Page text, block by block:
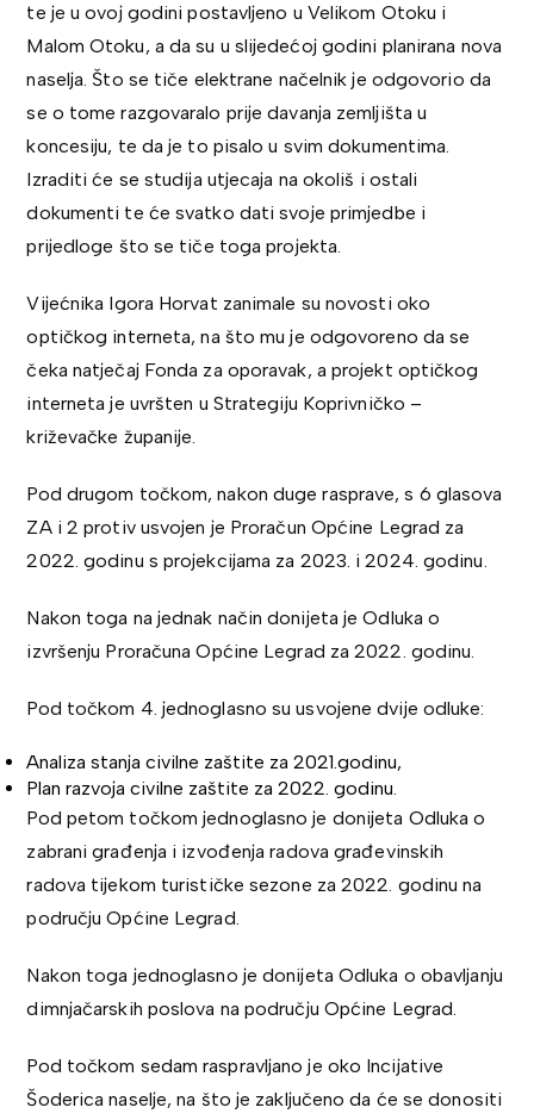
te je u ovoj godini postavljeno u Velikom Otoku i
Malom Otoku, a da su u slijedećoj godini planirana nova
naselja. Što se tiče elektrane načelnik je odgovorio da
se o tome razgovaralo prije davanja zemljišta u
koncesiju, te da je to pisalo u svim dokumentima.
Izraditi će se studija utjecaja na okoliš i ostali
dokumenti te će svatko dati svoje primjedbe i
prijedloge što se tiče toga projekta.
Vijećnika Igora Horvat zanimale su novosti oko
optičkog interneta, na što mu je odgovoreno da se
čeka natječaj Fonda za oporavak, a projekt optičkog
interneta je uvršten u Strategiju Koprivničko –
križevačke županije.
Pod drugom točkom, nakon duge rasprave, s 6 glasova
ZA i 2 protiv usvojen je Proračun Općine Legrad za
2022. godinu s projekcijama za 2023. i 2024. godinu.
Nakon toga na jednak način donijeta je Odluka o
izvršenju Proračuna Općine Legrad za 2022. godinu.
Pod točkom 4. jednoglasno su usvojene dvije odluke:
Analiza stanja civilne zaštite za 2021.godinu,
Plan razvoja civilne zaštite za 2022. godinu.
Pod petom točkom jednoglasno je donijeta Odluka o
zabrani građenja i izvođenja radova građevinskih
radova tijekom turističke sezone za 2022. godinu na
području Općine Legrad.
Nakon toga jednoglasno je donijeta Odluka o obavljanju
dimnjačarskih poslova na području Općine Legrad.
Pod točkom sedam raspravljano je oko Incijative
Šoderica naselje, na što je zaključeno da će se donositi